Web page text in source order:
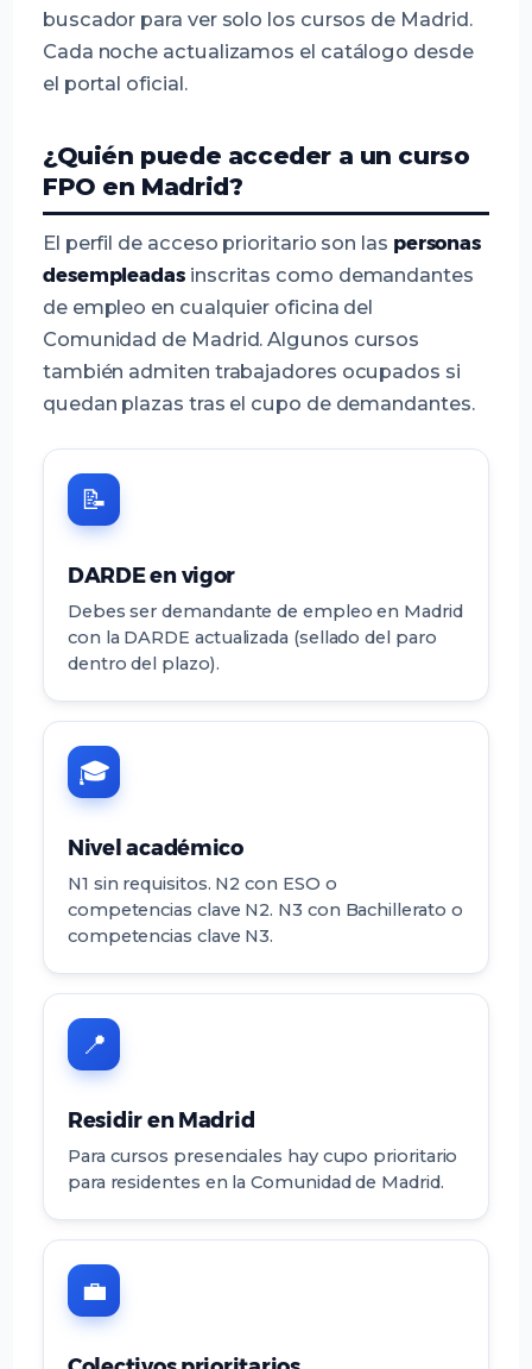
buscador para ver solo los cursos de Madrid.
Cada noche actualizamos el catálogo desde
el portal oficial.
¿Quién puede acceder a un curso
FPO en Madrid?
El perfil de acceso prioritario son las personas
desempleadas inscritas como demandantes
de empleo en cualquier oficina del
Comunidad de Madrid. Algunos cursos
también admiten trabajadores ocupados si
quedan plazas tras el cupo de demandantes.
📝
DARDE en vigor
Debes ser demandante de empleo en Madrid
con la DARDE actualizada (sellado del paro
dentro del plazo).
🎓
Nivel académico
N1 sin requisitos. N2 con ESO o
competencias clave N2. N3 con Bachillerato o
competencias clave N3.
📍
Residir en Madrid
Para cursos presenciales hay cupo prioritario
para residentes en la Comunidad de Madrid.
💼